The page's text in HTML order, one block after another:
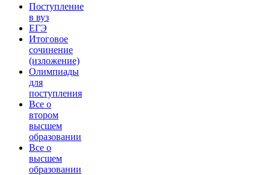
Поступление
в вуз
ЕГЭ
Итоговое
сочинение
(изложение)
Олимпиады
для
поступления
Все о
втором
высшем
образовании
Все о
высшем
образовании